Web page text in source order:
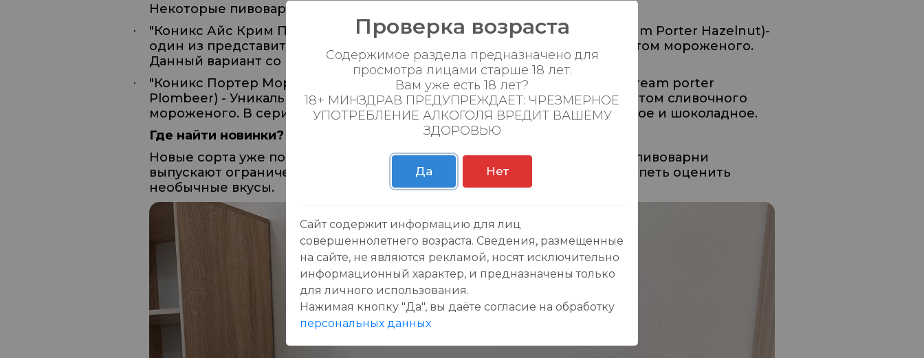
Некоторые пивоварни предлагают почти что "кондитерские" сорта:
· "Коникс Айс Крим Портер Хазелнат" темное нефильтрованное ( Cream Porter Hazelnut)-
один из представителей линейки мягких сливочных портеров с ароматом мороженого.
Данный вариант со вкусом фундука.
·
"Коникс Портер Мороженое Пломбир" темное нефильтрованное (Ice cream porter
Plombeer) - Уникальные портеры со сливочным мягким вкусом и ароматом сливочного
мороженого. В серии будут представлены три вкуса, пломбир, фруктовое и шоколадное.
Где найти новинки?
Новые сорта уже появляются в наших магазинах Порт Маркет. Многие пивоварни
выпускают ограниченные партии, так что стоит поторопиться, чтобы успеть оценить
необычные вкусы.
Проверка возраста
Содержимое раздела предназначено для
просмотра лицами старше 18 лет.
Вам уже есть 18 лет?
18+ МИНЗДРАВ ПРЕДУПРЕЖДАЕТ: ЧРЕЗМЕРНОЕ
УПОТРЕБЛЕНИЕ АЛКОГОЛЯ ВРЕДИТ ВАШЕМУ
ЗДОРОВЬЮ
Да Нет
Сайт содержит информацию для лиц
совершеннолетнего возраста. Сведения, размещенные
на сайте, не являются рекламой, носят исключительно
информационный характер, и предназначены только
для личного использования.
Нажимая кнопку "Да", вы даёте cогласие на обработку
персональных данных